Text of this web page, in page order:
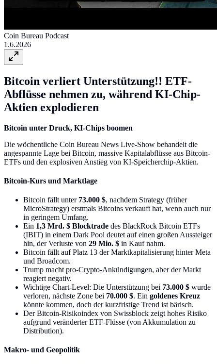
Coin Bureau Podcast
1.6.2026
Bitcoin verliert Unterstützung!! ETF-
Abflüsse nehmen zu, während KI-Chip-
Aktien explodieren
Bitcoin unter Druck, KI-Chips boomen
Die wöchentliche Coin Bureau News Live-Show behandelt die
angespannte Lage bei Bitcoin, massive Kapitalabflüsse aus Bitcoin-
ETFs und den explosiven Anstieg von KI-Speicherchip-Aktien.
Bitcoin-Kurs und Marktlage
Bitcoin fällt unter 73.000 $, nachdem Strategy (früher
MicroStrategy) erstmals Bitcoins verkauft hat, wenn auch nur
in geringem Umfang.
Ein 1,3 Mrd. $ Blocktrade des BlackRock Bitcoin ETFs
(IBIT) in einem Dark Pool deutet auf einen großen Aussteiger
hin, der Verluste von 29 Mio. $ in Kauf nahm.
Bitcoin fällt auf Platz 13 der Marktkapitalisierung hinter Meta
und Broadcom.
Trump macht pro-Crypto-Ankündigungen, aber der Markt
reagiert negativ.
Wichtige Chart-Level: Die Unterstützung bei 73.000 $ wurde
verloren, nächste Zone bei 70.000 $. Ein goldenes Kreuz
könnte kommen, doch der kurzfristige Trend ist bärisch.
Der Bitcoin-Risikoindex von Swissblock zeigt hohes Risiko
aufgrund veränderter ETF-Flüsse (von Akkumulation zu
Distribution).
Makro- und Geopolitik